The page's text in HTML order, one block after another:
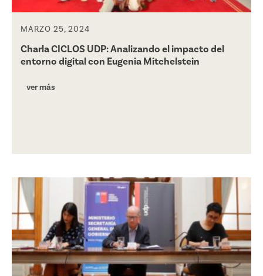
MARZO 25, 2024
Charla CICLOS UDP: Analizando el impacto del
entorno digital con Eugenia Mitchelstein
ver más